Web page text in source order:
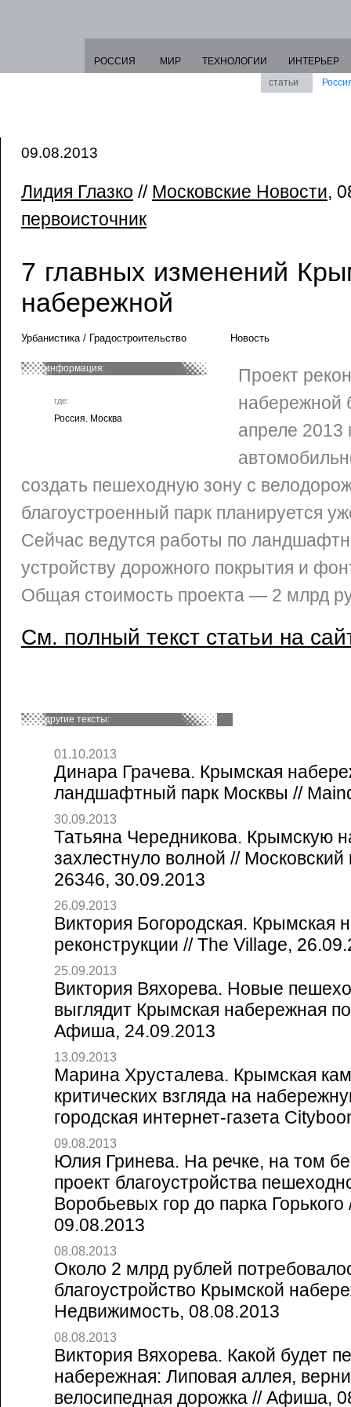
РОССИЯ МИР ТЕХНОЛОГИИ
ИНТЕРЬЕР
статьи
09.08.2013
Лидия Глазко // Московские Новости,
первоисточник
7 главных изменений
набережной
Урбанистика / Градостроительство Новость
информация:
где:
Россия. Москва
Проект
набережной
апреле 2013
создать пешеходную зону с
благоустроенный парк планируется
Сейчас ведутся работы по
устройству дорожного покрытия и
Общая стоимость проекта — 2 млрд
См. полный текст статьи на
другие тексты:
01.10.2013
Динара Грачева. Крымская
ландшафтный парк Москвы //
30.09.2013
Татьяна Чередникова. Крымскую
захлестнуло волной //
26346, 30.09.2013
26.09.2013
Виктория Богородская. Крымская
реконструкции // The Village,
25.09.2013
Виктория Вяхорева. Новые
выглядит Крымская набережная
Афиша, 24.09.2013
13.09.2013
Марина Хрусталева. Крымская
критических взгляда на
городская интернет-газета
09.08.2013
Юлия Гринева. На речке, на том
проект благоустройства
Воробьевых гор до парка
09.08.2013
08.08.2013
Около 2 млрд рублей
благоустройство Крымской
Недвижимость, 08.08.2013
08.08.2013
Виктория Вяхорева. Какой будет
набережная: Липовая аллея,
велосипедная дорожка // Афиша,